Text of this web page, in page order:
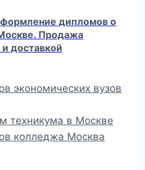
дипломов о
Продажа
доставкой
экономических вузов
техникума в Москве
колледжа Москва